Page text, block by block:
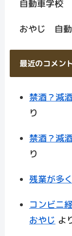
自動車学校
おやじ 自
最近のコメン
禁酒？減
り
禁酒？減
り
残業が多
コンビニ
おやじ よ